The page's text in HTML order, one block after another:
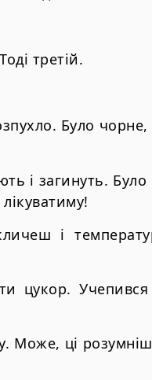
третій.
Було чорне,
і загинуть.
і
цукор.
Може, ці